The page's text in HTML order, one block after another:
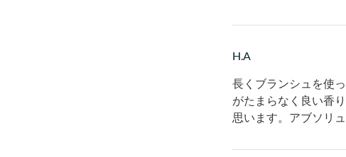
H.A
長くブランシュを使
がたまらなく良い香
思います。アブソリ